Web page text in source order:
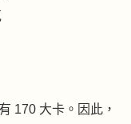
170 大卡。因此，